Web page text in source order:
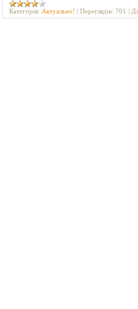
Категорія: Актуально! | Переглядів: 701 |